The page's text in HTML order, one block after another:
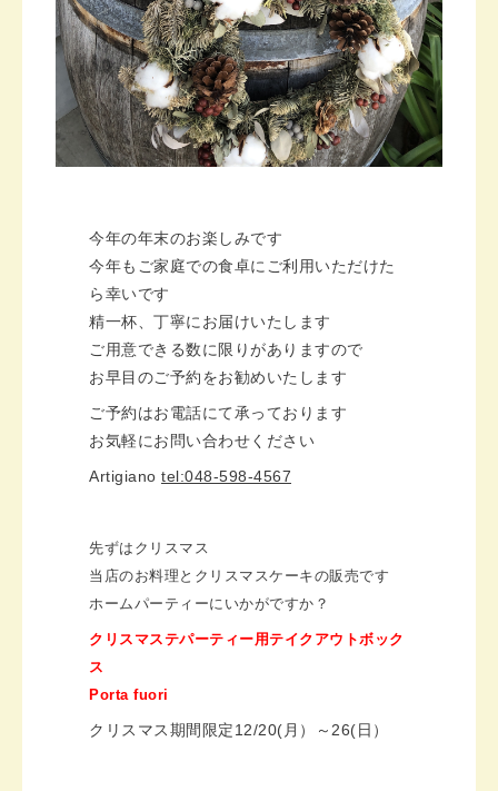
今年の年末のお楽しみです
今年もご家庭での食卓にご利用いただけた
ら幸いです
精一杯、丁寧にお届けいたします
ご用意できる数に限りがありますので
お早目のご予約をお勧めいたします
ご予約はお電話にて承っております
お気軽にお問い合わせください
Artigiano tel:048-598-4567
先ずはクリスマス
当店のお料理とクリスマスケーキの販売です
ホームパーティーにいかがですか？
クリスマステパーティー用テイクアウトボック
ス
Porta fuori
クリスマス期間限定12/20(月）～ 26(日）